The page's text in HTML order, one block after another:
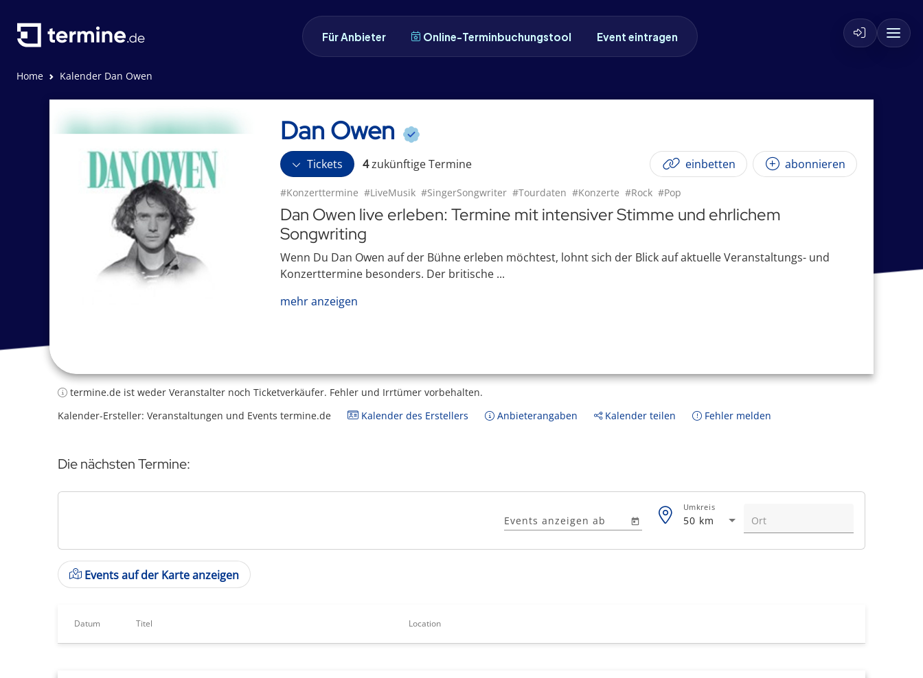
Für Anbieter Online-Terminbuchungstool Event eintragen
Home Kalender Dan Owen
Dan Owen
Tickets 4zukünftigeTermine einbetten abonnieren
#Konzerttermine #LiveMusik #SingerSongwriter #Tourdaten #Konzerte #Rock #Pop
Dan Owen live erleben: Termine mit intensiver Stimme und ehrlichem
Songwriting
Wenn Du Dan Owen auf der Bühne erleben möchtest, lohnt sich der Blick auf aktuelle Veranstaltungs- und
Konzerttermine besonders. Der britische ...
mehr anzeigen
termine.de ist weder Veranstalter noch Ticketverkäufer. Fehler und Irrtümer vorbehalten.
Kalender-Ersteller: Veranstaltungen und Events termine.de
Kalender des Erstellers Anbieterangaben Kalender teilen Fehler melden
Die nächsten Termine:
Events anzeigen ab 50 km
Umkreis
Events auf der Karte anzeigen
Datum Titel Location